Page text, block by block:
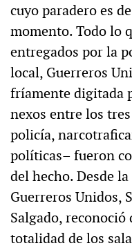
cuyo paradero es
momento. Todo lo
entregados por la
local, Guerreros
fríamente digitada
nexos entre los
policía,
políticas– fueron
del hecho. Desde
Guerreros Unidos,
Salgado, reconoció
totalidad de los